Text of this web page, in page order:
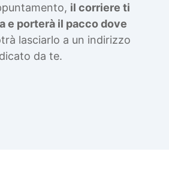
il corriere ti
e porterà il pacco dove
lasciarlo a un indirizzo
da te.